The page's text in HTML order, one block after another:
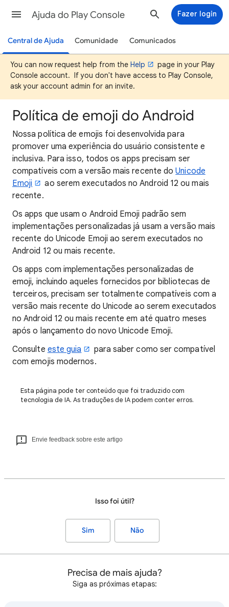
Ajuda do Play Console Fazer login
Central de Ajuda Comunidade Comunicados
You can now request help from the Help
page in your Play
Console account. If you don't have access to Play Console,
ask your account admin for an invite.
Política de emoji do Android
Nossa política de emojis foi desenvolvida para
promover uma experiência do usuário consistente e
inclusiva. Para isso, todos os apps precisam ser
compatíveis com a versão mais recente doUnicode
Emoji
ao serem executados no Android 12 ou mais
recente.
Os apps que usam o Android Emoji padrão sem
implementações personalizadas já usam a versão mais
recente do Unicode Emoji ao serem executados no
Android 12 ou mais recente.
Os apps com implementações personalizadas de
emoji, incluindo aqueles fornecidos por bibliotecas de
terceiros, precisam ser totalmente compatíveis com a
versão mais recente do Unicode ao serem executados
no Android 12 ou mais recente em até quatro meses
após o lançamento do novo Unicode Emoji.
Consulte este guia
para saber como ser compatível
com emojis modernos.
Esta página pode ter conteúdo que foi traduzido com
tecnologia de IA. As traduções de IA podem conter erros.
Envie feedback sobre este artigo
Isso foi útil?
Sim Não
Precisa de mais ajuda?
Siga as próximas etapas: